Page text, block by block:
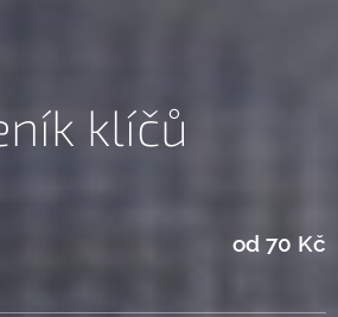
klíčů
od 70 Kč